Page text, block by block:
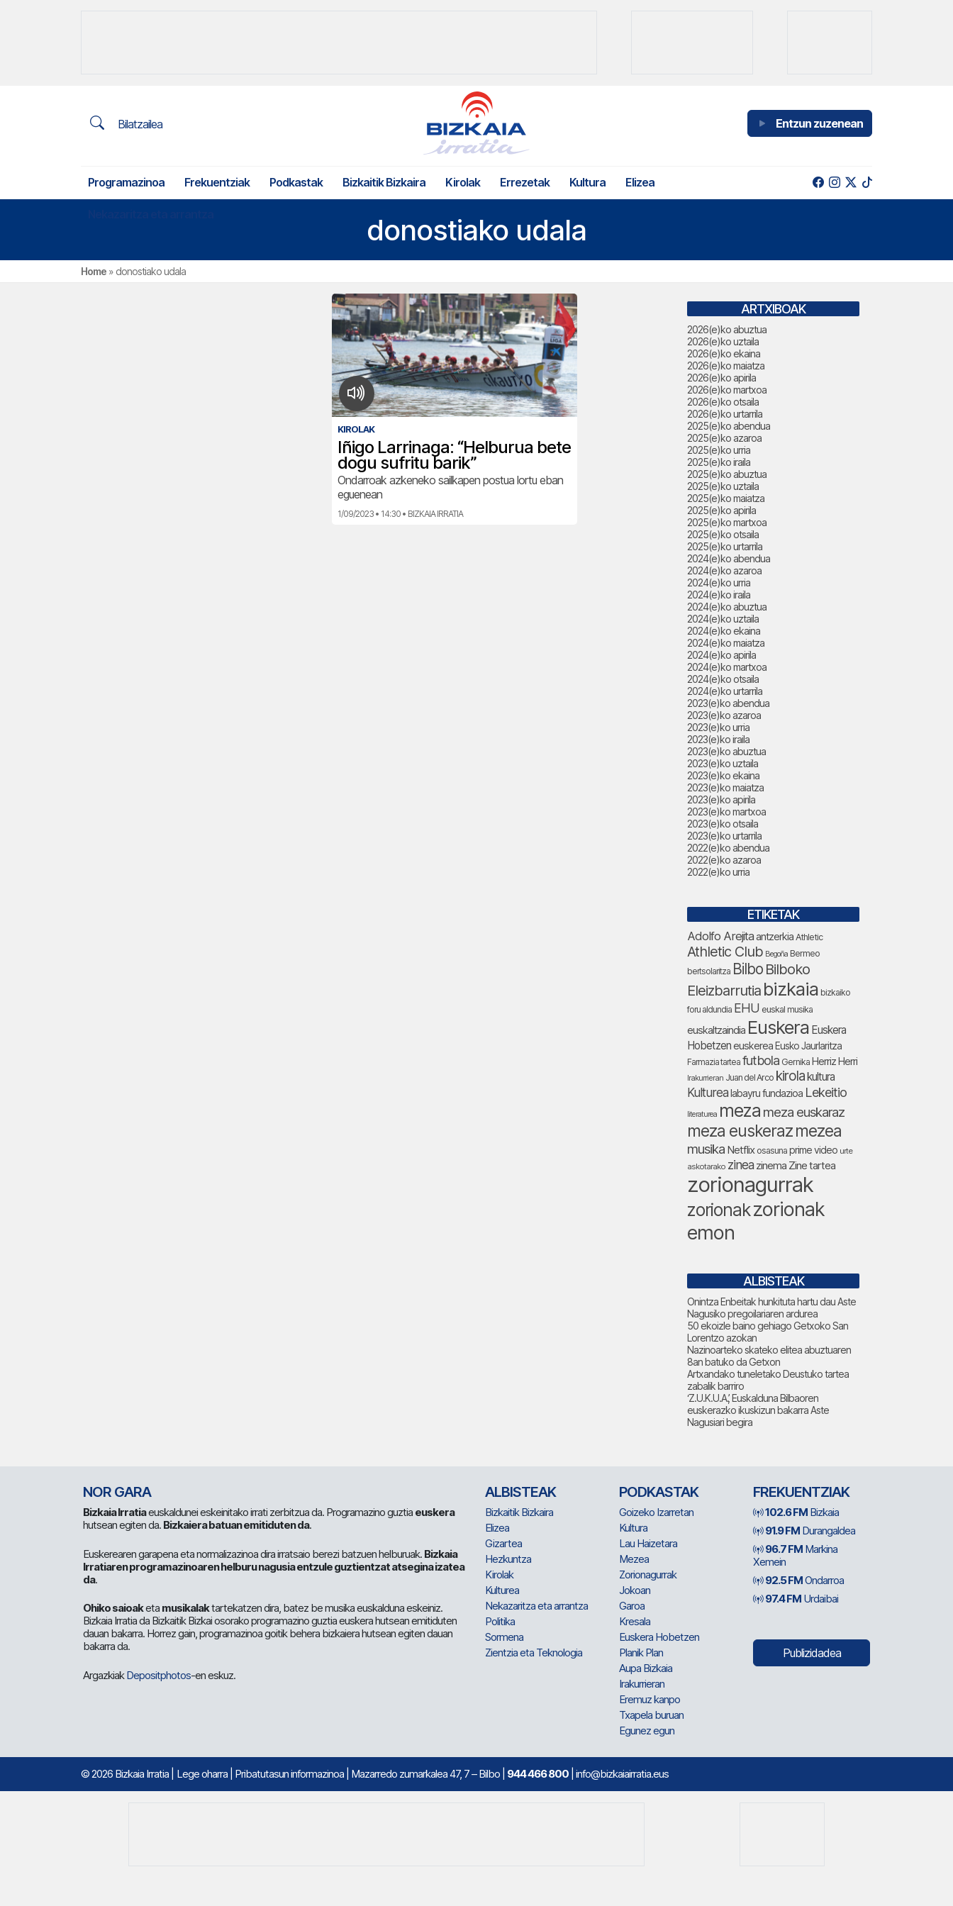
Bilatzailea Entzun zuzenean
Programazinoa Frekuentziak Podkastak Bizkaitik Bizkaira Kirolak Errezetak Kultura Elizea
donostiako udala
Home » donostiako udala
KIROLAK
Iñigo Larrinaga: “Helburua bete
dogu sufritu barik”
Ondarroak azkeneko sailkapen postua lortu eban
eguenean
1/09/2023 • 14:30 • BIZKAIA IRRATIA
ARTXIBOAK
2026(e)ko abuztua
2026(e)ko uztaila
2026(e)ko ekaina
2026(e)ko maiatza
2026(e)ko apirila
2026(e)ko martxoa
2026(e)ko otsaila
2026(e)ko urtarrila
2025(e)ko abendua
2025(e)ko azaroa
2025(e)ko urria
2025(e)ko iraila
2025(e)ko abuztua
2025(e)ko uztaila
2025(e)ko maiatza
2025(e)ko apirila
2025(e)ko martxoa
2025(e)ko otsaila
2025(e)ko urtarrila
2024(e)ko abendua
2024(e)ko azaroa
2024(e)ko urria
2024(e)ko iraila
2024(e)ko abuztua
2024(e)ko uztaila
2024(e)ko ekaina
2024(e)ko maiatza
2024(e)ko apirila
2024(e)ko martxoa
2024(e)ko otsaila
2024(e)ko urtarrila
2023(e)ko abendua
2023(e)ko azaroa
2023(e)ko urria
2023(e)ko iraila
2023(e)ko abuztua
2023(e)ko uztaila
2023(e)ko ekaina
2023(e)ko maiatza
2023(e)ko apirila
2023(e)ko martxoa
2023(e)ko otsaila
2023(e)ko urtarrila
2022(e)ko abendua
2022(e)ko azaroa
2022(e)ko urria
ETIKETAK
Adolfo Arejitaantzerkia Athletic
Athletic Club Begoña Bermeo
bertsolaritza Bilbo Bilboko
Eleizbarrutia bizkaia bizkaiko
foru aldundia EHU euskal musika
euskaltzaindia Euskera Euskera
Hobetzeneuskerea Eusko Jaurlaritza
Farmazia tartea futbola Gernika Herriz Herri
Irakurrieran Juan del Arco kirola kultura
Kulturealabayru fundazioa Lekeitio
literaturea meza meza euskaraz
meza euskerazmezea
musika Netflix osasuna prime video urte
askotarako zinea zinema Zine tartea
zorionagurrak
zorionakzorionak
emon
ALBISTEAK
Onintza Enbeitak hunkituta hartu dau Aste
Nagusiko pregoilariaren ardurea
50 ekoizle baino gehiago Getxoko San
Lorentzo azokan
Nazinoarteko skateko elitea abuztuaren
8an batuko da Getxon
Artxandako tuneletako Deustuko tartea
zabalik barriro
‘Z.U.K.U.A.’, Euskalduna Bilbaoren
euskerazko ikuskizun bakarra Aste
Nagusiari begira
NOR GARA
Bizkaia Irratiaeuskaldunei eskeinitako irrati zerbitzua da. Programazino guztia euskera
hutsean egiten da. Bizkaiera batuan emitiduten da.
Euskerearen garapena eta normalizazinoa dira irratsaio berezi batzuen helburuak. Bizkaia
Irratiaren programazinoaren helburu nagusia entzule guztientzat atsegina izatea
da.
Ohiko saioaketa musikalaktartekatzen dira, batez be musika euskalduna eskeiniz.
Bizkaia Irratia da Bizkaitik Bizkai osorako programazino guztia euskera hutsean emitiduten
dauan bakarra. Horrez gain, programazinoa goitik behera bizkaiera hutsean egiten dauan
bakarra da.
ArgazkiakDepositphotos-en eskuz.
ALBISTEAK
Bizkaitik Bizkaira
Elizea
Gizartea
Hezkuntza
Kirolak
Kulturea
Nekazaritza eta arrantza
Politika
Sormena
Zientzia eta Teknologia
PODKASTAK
Goizeko Izarretan
Kultura
Lau Haizetara
Mezea
Zorionagurrak
Jokoan
Garoa
Kresala
Euskera Hobetzen
Planik Plan
Aupa Bizkaia
Irakurrieran
Eremuz kanpo
Txapela buruan
Egunez egun
FREKUENTZIAK
102.6 FM Bizkaia
91.9 FM Durangaldea
96.7 FM Markina
Xemein
92.5 FMOndarroa
97.4 FM Urdaibai
Publizidadea
© 2026 Bizkaia Irratia Lege oharra Pribatutasun informazinoa | Mazarredo zumarkalea 47, 7 – Bilbo | 944 466 800 | info@bizkaiairratia.eus